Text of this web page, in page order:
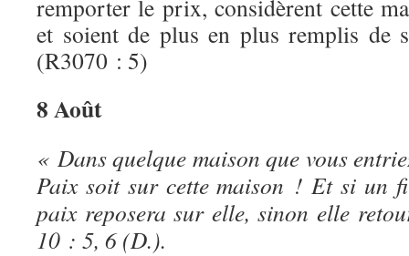
remporter le prix, considèrent cette
et soient de plus en plus remplis de
(R3070 : 5)
8 Août
« Dans quelque maison que vous
Paix soit sur cette maison ! Et si un
paix reposera sur elle, sinon elle
10 : 5, 6 (D.).